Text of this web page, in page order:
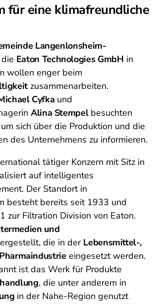
für eine klimafreundliche
Langenlonsheim-
Eaton Technologies GmbH in
wollen enger beim
zusammenarbeiten.
Cyfka und
Alina Stempelbesuchten
sich über die Produktion und die
des Unternehmens zu informieren.
tätiger Konzern mit Sitz in
auf intelligentes
Der Standort in
besteht bereits seit 1933 und
zur Filtration Division von Eaton.
und
die in der Lebensmittel-,
eingesetzt werden.
ist das Werk für Produkte
, die unter anderem in
in der Nahe-Region genutzt